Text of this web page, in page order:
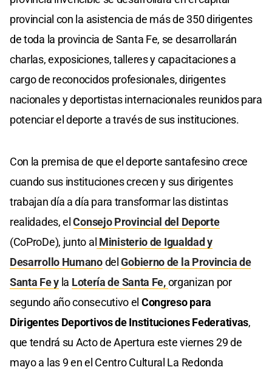
provincial con la asistencia de más de 350 dirigentes
de toda la provincia de Santa Fe, se desarrollarán
charlas, exposiciones, talleres y capacitaciones a
cargo de reconocidos profesionales, dirigentes
nacionales y deportistas internacionales reunidos para
potenciar el deporte a través de sus instituciones.
Con la premisa de que el deporte santafesino crece
cuando sus instituciones crecen y sus dirigentes
trabajan día a día para transformar las distintas
realidades, elConsejo Provincial del Deporte
(CoProDe), junto al Ministerio de Igualdad y
Desarrollo HumanodelGobierno de la Provincia de
Santa Fe y la Lotería de Santa Fe,organizan por
segundo año consecutivo el Congreso para
Dirigentes Deportivos de Instituciones Federativas,
que tendrá su Acto de Apertura este viernes 29 de
mayo a las 9 en el Centro Cultural La Redonda